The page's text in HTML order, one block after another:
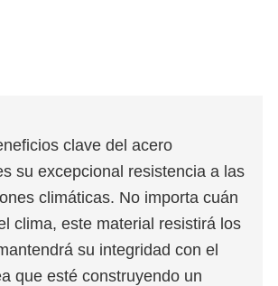
clave del acero
su excepcional resistencia a las
climáticas. No importa cuán
clima, este material resistirá los
su integridad con el
que esté construyendo un